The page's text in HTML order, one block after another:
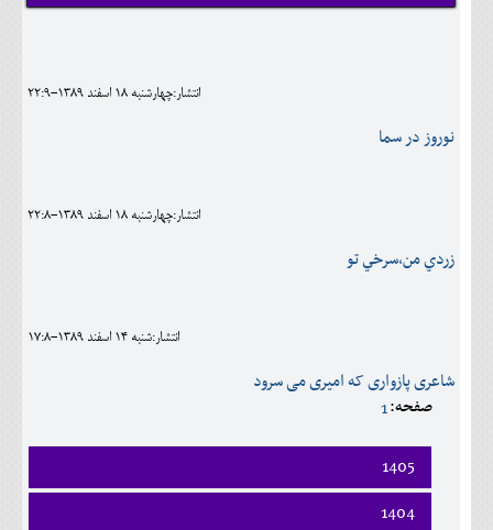
وبلاگ
کلینیک
خانه
انتشار:چهارشنبه 18 اسفند 1389-22:9
نوروز در سما
انتشار:چهارشنبه 18 اسفند 1389-22:8
زردي من،سرخي تو
انتشار:شنبه 14 اسفند 1389-17:8
شاعری پازواری که امیری می سرود
صفحه:1
1405
فروردين
1404